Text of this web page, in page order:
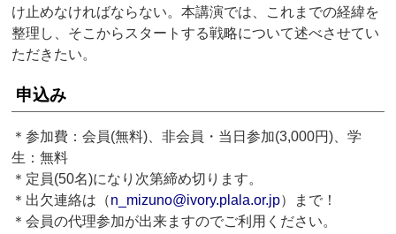
け止めなければならない。本講演では、これまでの経緯を
整理し、そこからスタートする戦略について述べさせてい
ただきたい。
申込み
＊参加費：会員(無料)、非会員・当日参加(3,000円)、学
生：無料
＊定員(50名)になり次第締め切ります。
＊出欠連絡は（n_mizuno@ivory.plala.or.jp）まで！
＊会員の代理参加が出来ますのでご利用ください。